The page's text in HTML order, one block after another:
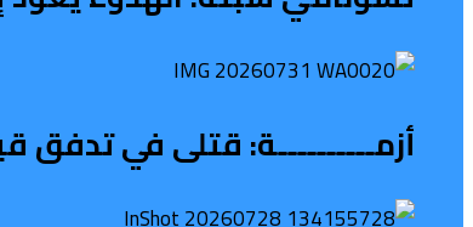
أزمــــــــــة: قتلى في